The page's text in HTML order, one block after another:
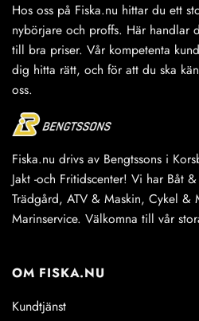
Hos oss på Fiska.nu hittar du ett
nybörjare och proffs. Här handlar
till bra priser. Vår kompetenta
dig hitta rätt, och för att du ska
oss.
Fiska.nu drivs av Bengtssons i
Jakt -och Fritidscenter! Vi har Båt
Trädgård, ATV & Maskin, Cykel &
Marinservice. Välkomna till vår
OM FISKA.NU
Kundtjänst